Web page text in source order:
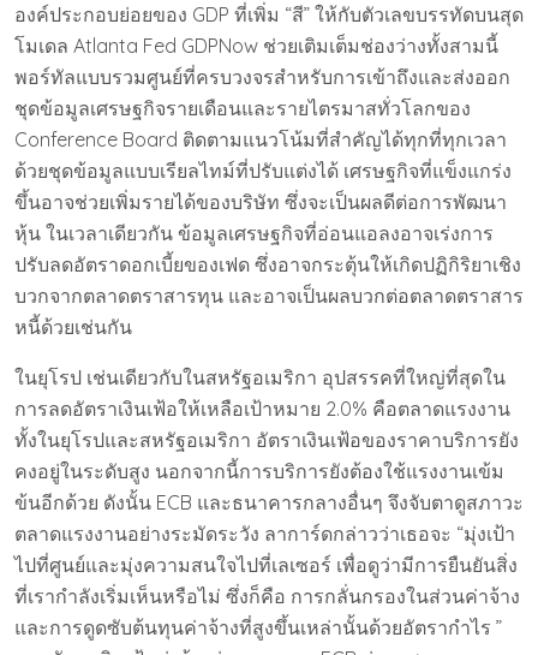
องค์ประกอบย่อยของ GDP ที่เพิ่ม “สี” ให้กับตัวเลขบรรทัดบนสุด
โมเดล Atlanta Fed GDPNow ช่วยเติมเต็มช่องว่างทั้งสามนี้
พอร์ทัลแบบรวมศูนย์ที่ครบวงจรสำหรับการเข้าถึงและส่งออก
ชุดข้อมูลเศรษฐกิจรายเดือนและรายไตรมาสทั่วโลกของ
Conference Board ติดตามแนวโน้มที่สำคัญได้ทุกที่ทุกเวลา
ด้วยชุดข้อมูลแบบเรียลไทม์ที่ปรับแต่งได้ เศรษฐกิจที่แข็งแกร่ง
ขึ้นอาจช่วยเพิ่มรายได้ของบริษัท ซึ่งจะเป็นผลดีต่อการพัฒนา
หุ้น ในเวลาเดียวกัน ข้อมูลเศรษฐกิจที่อ่อนแอลงอาจเร่งการ
ปรับลดอัตราดอกเบี้ยของเฟด ซึ่งอาจกระตุ้นให้เกิดปฏิกิริยาเชิง
บวกจากตลาดตราสารทุน และอาจเป็นผลบวกต่อตลาดตราสาร
หนี้ด้วยเช่นกัน
ในยุโรป เช่นเดียวกับในสหรัฐอเมริกา อุปสรรคที่ใหญ่ที่สุดใน
การลดอัตราเงินเฟ้อให้เหลือเป้าหมาย 2.0% คือตลาดแรงงาน
ทั้งในยุโรปและสหรัฐอเมริกา อัตราเงินเฟ้อของราคาบริการยัง
คงอยู่ในระดับสูง นอกจากนี้การบริการยังต้องใช้แรงงานเข้ม
ข้นอีกด้วย ดังนั้น ECB และธนาคารกลางอื่นๆ จึงจับตาดูสภาวะ
ตลาดแรงงานอย่างระมัดระวัง ลาการ์ดกล่าวว่าเธอจะ “มุ่งเป้า
ไปที่ศูนย์และมุ่งความสนใจไปที่เลเซอร์ เพื่อดูว่ามีการยืนยันสิ่ง
ที่เรากำลังเริ่มเห็นหรือไม่ ซึ่งก็คือ การกลั่นกรองในส่วนค่าจ้าง
และการดูดซับต้นทุนค่าจ้างที่สูงขึ้นเหล่านั้นด้วยอัตรากำไร ”